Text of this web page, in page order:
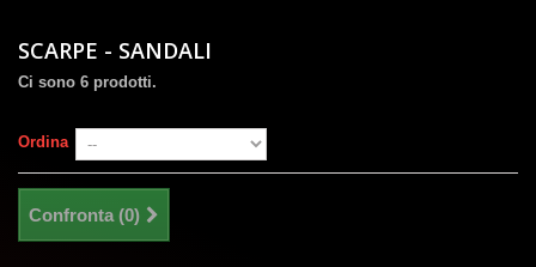
SCARPE - SANDALI
Ci sono 6 prodotti.
Ordina
Confronta (0)